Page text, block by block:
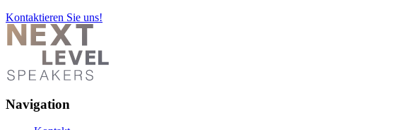
Kontaktieren Sie uns!
Navigation